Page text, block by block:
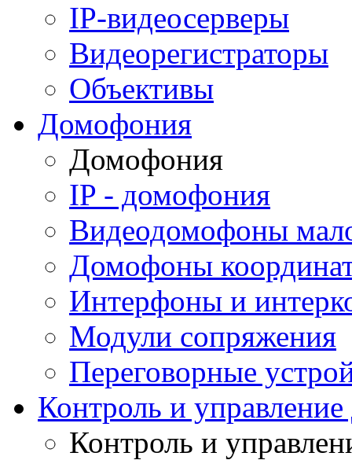
IP-видеосерверы
Видеорегистраторы
Объективы
Домофония
Домофония
IP - домофония
Видеодомофоны
Домофоны
Интерфоны и
Модули сопряжения
Переговорные
Контроль и
Контроль и